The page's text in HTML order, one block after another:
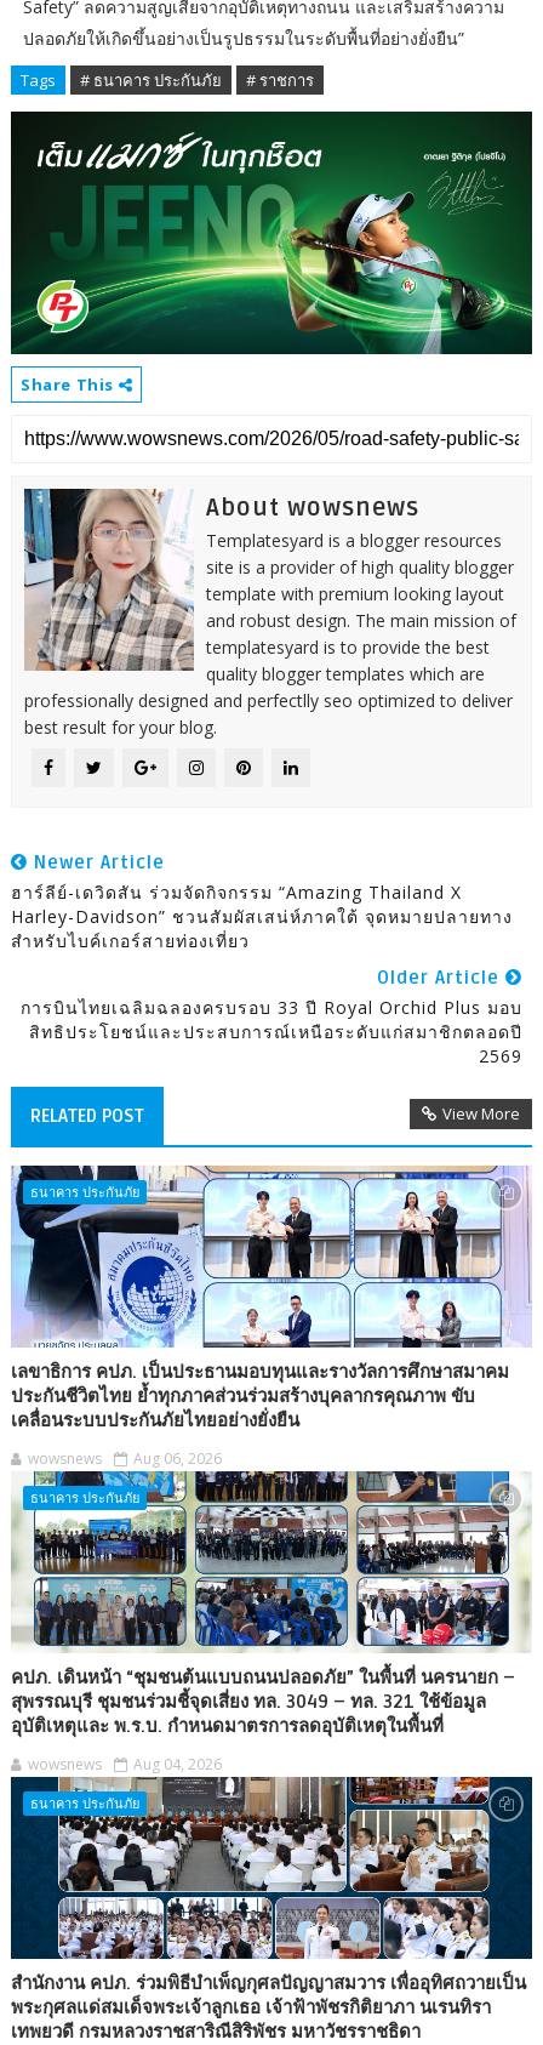
Safety” ลดความสูญเสียจากอุบัติเหตุทางถนน และเสริมสร้างความ
ปลอดภัยให้เกิดขึ้นอย่างเป็นรูปธรรมในระดับพื้นที่อย่างยั่งยืน”
Tags # ธนาคาร ประกันภัย # ราชการ
Share This
About wowsnews
Templatesyard is a blogger resources
site is a provider of high quality blogger
template with premium looking layout
and robust design. The main mission of
templatesyard is to provide the best
quality blogger templates which are
professionally designed and perfectlly seo optimized to deliver
best result for your blog.
Newer Article
ฮาร์ลีย์-เดวิดสัน ร่วมจัดกิจกรรม “Amazing Thailand X
Harley-Davidson” ชวนสัมผัสเสน่ห์ภาคใต้ จุดหมายปลายทาง
สำหรับไบค์เกอร์สายท่องเที่ยว
Older Article
การบินไทยเฉลิมฉลองครบรอบ 33 ปี Royal Orchid Plus มอบ
สิทธิประโยชน์และประสบการณ์เหนือระดับแก่สมาชิกตลอดปี
2569
RELATED POST View More
ธนาคาร ประกันภัย
เลขาธิการ คปภ. เป็นประธานมอบทุนและรางวัลการศึกษาสมาคม
ประกันชีวิตไทย ย้ำทุกภาคส่วนร่วมสร้างบุคลากรคุณภาพ ขับ
เคลื่อนระบบประกันภัยไทยอย่างยั่งยืน
wowsnews Aug 06, 2026
ธนาคาร ประกันภัย
คปภ. เดินหน้า “ชุมชนต้นแบบถนนปลอดภัย” ในพื้นที่ นครนายก –
สุพรรณบุรี ชุมชนร่วมชี้จุดเสี่ยง ทล. 3049 – ทล. 321 ใช้ข้อมูล
อุบัติเหตุและ พ.ร.บ. กำหนดมาตรการลดอุบัติเหตุในพื้นที่
wowsnews Aug 04, 2026
ธนาคาร ประกันภัย
สำนักงาน คปภ. ร่วมพิธีบำเพ็ญกุศลปัญญาสมวาร เพื่ออุทิศถวายเป็น
พระกุศลแด่สมเด็จพระเจ้าลูกเธอ เจ้าฟ้าพัชรกิติยาภา นเรนทิรา
เทพยวดี กรมหลวงราชสาริณีสิริพัชร มหาวัชรราชธิดา